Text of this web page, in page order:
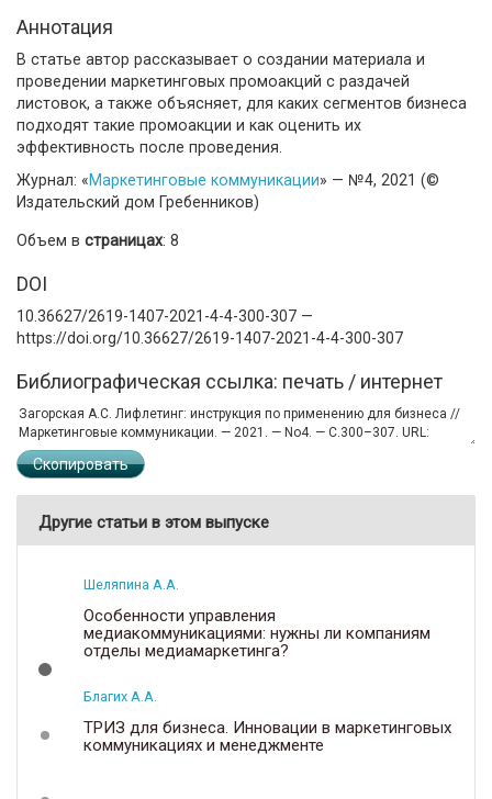
Аннотация
В статье автор рассказывает о создании материала и
проведении маркетинговых промоакций с раздачей
листовок, а также объясняет, для каких сегментов бизнеса
подходят такие промоакции и как оценить их
эффективность после проведения.
Журнал: «Маркетинговые коммуникации» — №4, 2021 (©
Издательский дом Гребенников)
Объем в страницах: 8
DOI
10.36627/2619-1407-2021-4-4-300-307 —
https://doi.org/10.36627/2619-1407-2021-4-4-300-307
Библиографическая ссылка: печать / интернет
Скопировать
Другие статьи в этом выпуске
Шеляпина А.А.
Особенности управления
медиакоммуникациями: нужны ли компаниям
отделы медиамаркетинга?
Благих А.А.
ТРИЗ для бизнеса. Инновации в маркетинговых
коммуникациях и менеджменте